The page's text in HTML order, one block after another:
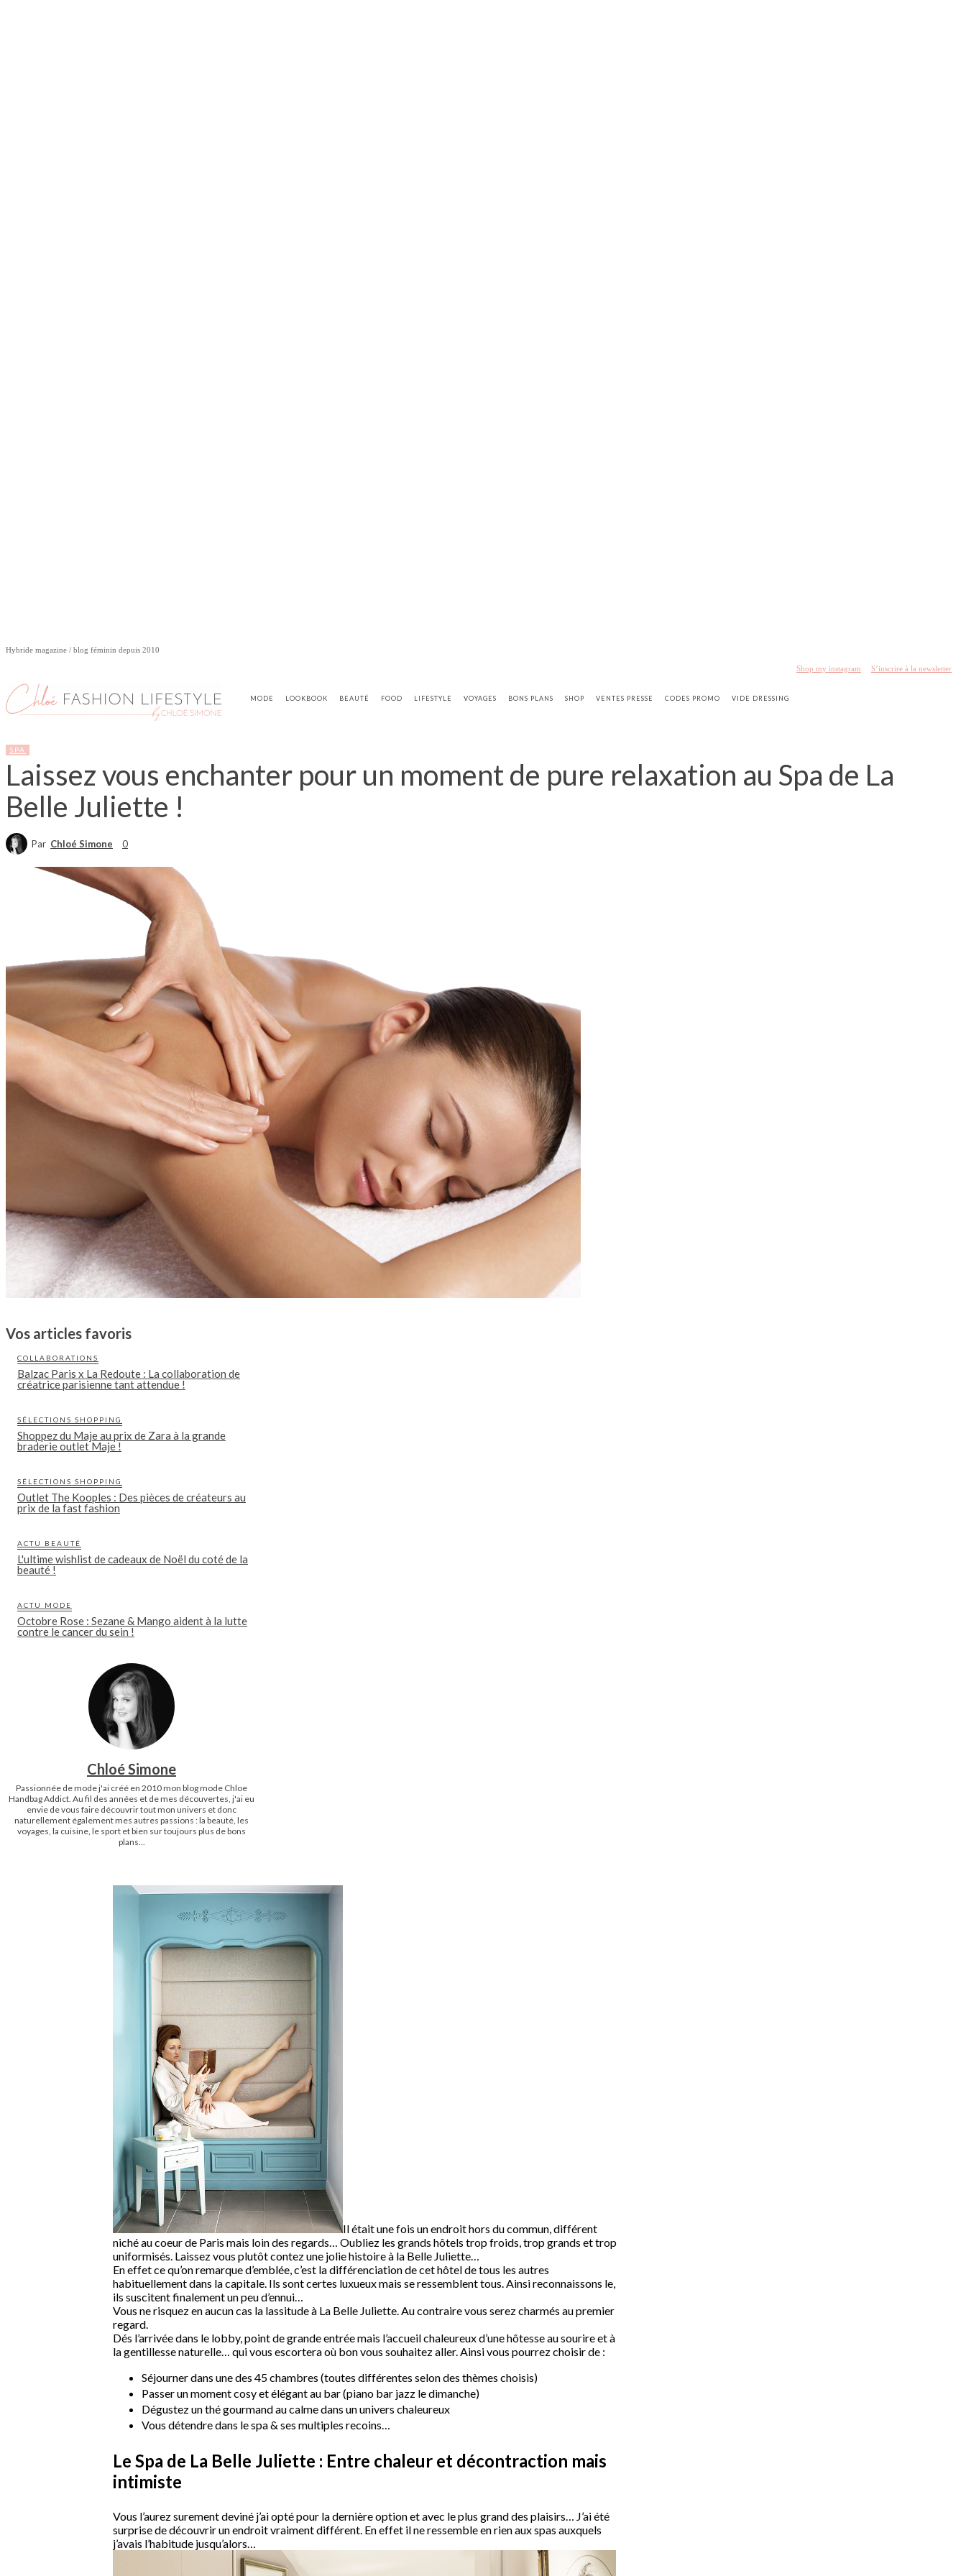
Hybride magazine / blog féminin depuis 2010
Shop my instagram S’inscrire à la newsletter
MODE LOOKBOOK BEAUTÉ FOOD LIFESTYLE VOYAGES BONS PLANS SHOP VENTES PRESSE CODES PROMO VIDE DRESSING
SPA
Laissez vous enchanter pour un moment de pure relaxation au Spa de La
Belle Juliette !
Par Chloé Simone 0
Vos articles favoris
COLLABORATIONS
Balzac Paris x La Redoute : La collaboration de
créatrice parisienne tant attendue !
SÉLECTIONS SHOPPING
Shoppez du Maje au prix de Zara à la grande
braderie outlet Maje !
SÉLECTIONS SHOPPING
Outlet The Kooples : Des pièces de créateurs au
prix de la fast fashion
ACTU BEAUTÉ
L'ultime wishlist de cadeaux de Noël du coté de la
beauté !
ACTU MODE
Octobre Rose : Sezane & Mango aident à la lutte
contre le cancer du sein !
Chloé Simone
Passionnée de mode j'ai créé en 2010 mon blog mode Chloe
Handbag Addict. Au fil des années et de mes découvertes, j'ai eu
envie de vous faire découvrir tout mon univers et donc
naturellement également mes autres passions : la beauté, les
voyages, la cuisine, le sport et bien sur toujours plus de bons
plans...
Il était une fois un endroit hors du commun, différent
niché au coeur de Paris mais loin des regards… Oubliez les grands hôtels trop froids, trop grands et trop
uniformisés. Laissez vous plutôt contez une jolie histoire à la Belle Juliette…
En effet ce qu’on remarque d’emblée, c’est la différenciation de cet hôtel de tous les autres
habituellement dans la capitale. Ils sont certes luxueux mais se ressemblent tous. Ainsi reconnaissons le,
ils suscitent finalement un peu d’ennui…
Vous ne risquez en aucun cas la lassitude à La Belle Juliette. Au contraire vous serez charmés au premier
regard.
Dés l’arrivée dans le lobby, point de grande entrée mais l’accueil chaleureux d’une hôtesse au sourire et à
la gentillesse naturelle… qui vous escortera où bon vous souhaitez aller. Ainsi vous pourrez choisir de :
Séjourner dans une des 45 chambres (toutes différentes selon des thèmes choisis)
Passer un moment cosy et élégant au bar (piano bar jazz le dimanche)
Dégustez un thé gourmand au calme dans un univers chaleureux
Vous détendre dans le spa & ses multiples recoins…
Le Spa de La Belle Juliette : Entre chaleur et décontraction mais
intimiste
Vous l’aurez surement deviné j’ai opté pour la dernière option et avec le plus grand des plaisirs… J’ai été
surprise de découvrir un endroit vraiment différent. En effet il ne ressemble en rien aux spas auxquels
j’avais l’habitude jusqu’alors…